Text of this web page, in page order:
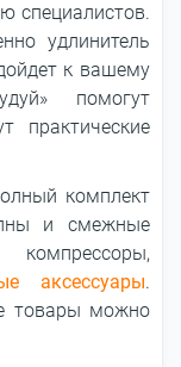
специалистов.
удлинитель
к вашему
помогут
практические
комплект
и смежные
аксессуары.
товары можно